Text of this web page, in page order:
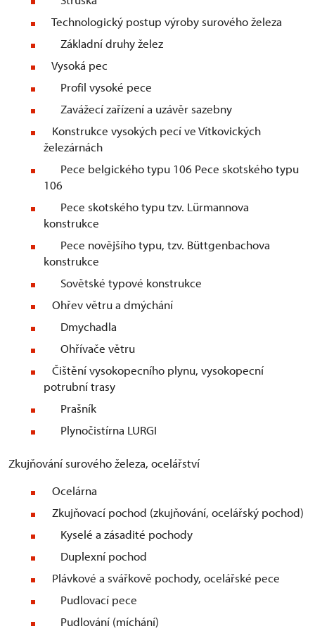
Technologický postup výroby surového železa
Základní druhy želez
Vysoká pec
Profil vysoké pece
Zavážecí zařízení a uzávěr sazebny
Konstrukce vysokých pecí ve Vítkovických
železárnách
Pece belgického typu 106 Pece skotského typu
106
Pece skotského typu tzv. Lürmannova
konstrukce
Pece novějšího typu, tzv. Büttgenbachova
konstrukce
Sovětské typové konstrukce
Ohřev větru a dmýchání
Dmychadla
Ohřívače větru
Čištění vysokopecního plynu, vysokopecní
potrubní trasy
Prašník
Plynočistírna LURGI
Zkujňování surového železa, ocelářství
Ocelárna
Zkujňovací pochod (zkujňování, ocelářský pochod)
Kyselé a zásadité pochody
Duplexní pochod
Plávkové a svářkově pochody, ocelářské pece
Pudlovací pece
Pudlování (míchání)